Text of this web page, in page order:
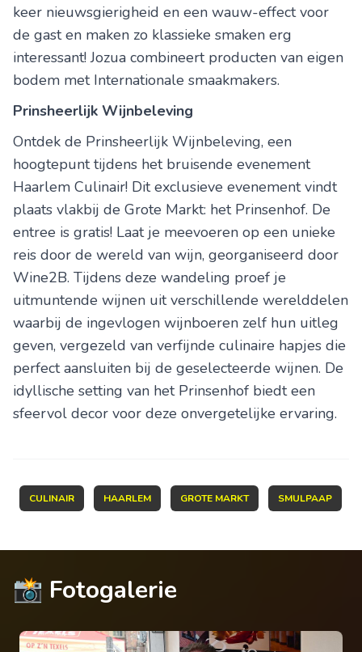
keer nieuwsgierigheid en een wauw-effect voor
de gast en maken zo klassieke smaken erg
interessant! Jozua combineert producten van eigen
bodem met Internationale smaakmakers.
Prinsheerlijk Wijnbeleving
Ontdek de Prinsheerlijk Wijnbeleving, een
hoogtepunt tijdens het bruisende evenement
Haarlem Culinair! Dit exclusieve evenement vindt
plaats vlakbij de Grote Markt: het Prinsenhof. De
entree is gratis! Laat je meevoeren op een unieke
reis door de wereld van wijn, georganiseerd door
Wine2B. Tijdens deze wandeling proef je
uitmuntende wijnen uit verschillende werelddelen
waarbij de ingevlogen wijnboeren zelf hun uitleg
geven, vergezeld van verfijnde culinaire hapjes die
perfect aansluiten bij de geselecteerde wijnen. De
idyllische setting van het Prinsenhof biedt een
sfeervol decor voor deze onvergetelijke ervaring.
CULINAIR HAARLEM GROTE MARKT SMULPAAP
📸 Fotogalerie